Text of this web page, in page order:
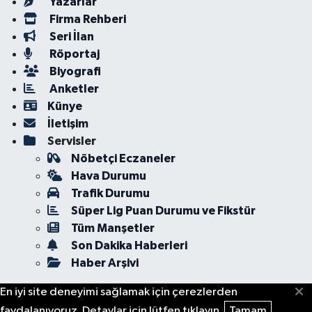
Firma Rehberi
Seri İlan
Röportaj
Biyografi
Anketler
Künye
İletişim
Servisler
Nöbetçi Eczaneler
Hava Durumu
Trafik Durumu
Süper Lig Puan Durumu ve Fikstür
Tüm Manşetler
Son Dakika Haberleri
Haber Arşivi
En iyi site deneyimi sağlamak için çerezlerden